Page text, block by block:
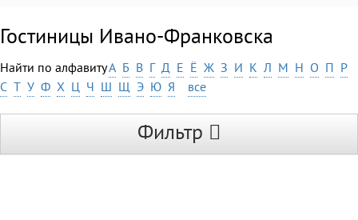
Гостиницы Ивано-Франковска
Найти по алфавитуА Б В Г Д Е Ё Ж З И К Л М Н О П Р
С Т У Ф Х Ц Ч Ш Щ Э Ю Я все
Фильтр